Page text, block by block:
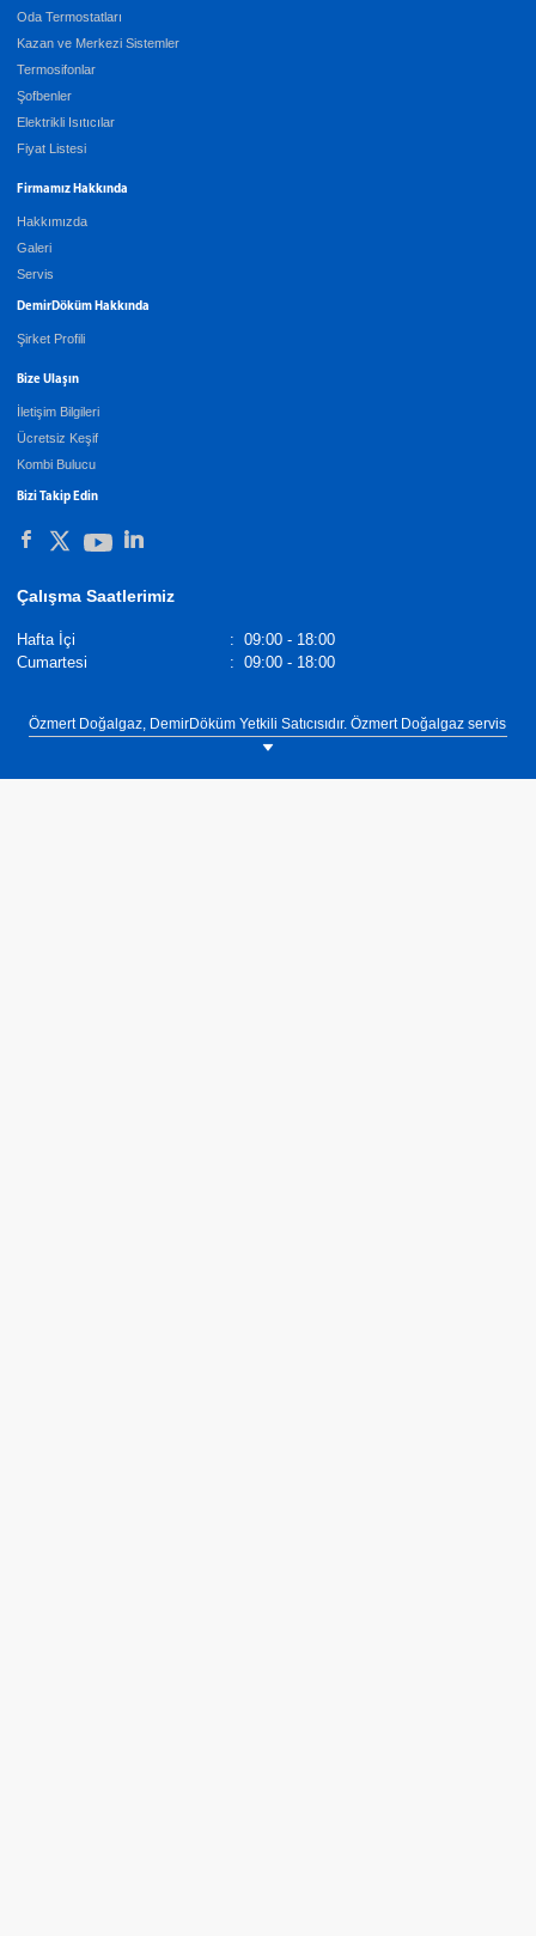
Oda Termostatları
Kazan ve Merkezi Sistemler
Termosifonlar
Şofbenler
Elektrikli Isıtıcılar
Fiyat Listesi
Firmamız Hakkında
Hakkımızda
Galeri
Servis
DemirDöküm Hakkında
Şirket Profili
Bize Ulaşın
İletişim Bilgileri
Ücretsiz Keşif
Kombi Bulucu
Bizi Takip Edin
Çalışma Saatlerimiz
Hafta İçi : 09:00 - 18:00
Cumartesi
: 09:00 - 18:00
Özmert Doğalgaz, DemirDöküm Yetkili Satıcısıdır. Özmert Doğalgaz servis
hizmeti sunmamaktadır. Servis, bakım, onarım ve garanti kapsamındaki